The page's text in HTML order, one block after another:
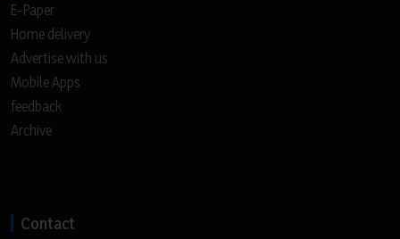
E-Paper
Home delivery
Advertise with us
Mobile Apps
feedback
Archive
Contact